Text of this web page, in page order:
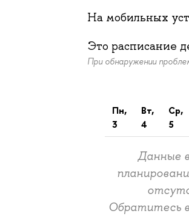
На мобильных
Это расписание
При обнаружении
пн,
3
вт,
4
ср,
5
Данные
Обратитесь